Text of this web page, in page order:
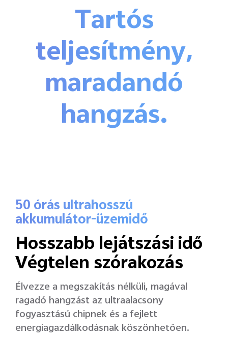
Tartós
teljesítmény,
maradandó
hangzás.
50 órás ultrahosszú
akkumulátor-üzemidő
Hosszabb lejátszási idő
Végtelen szórakozás
Élvezze a megszakítás nélküli, magával
ragadó hangzást az ultraalacsony
fogyasztású chipnek és a fejlett
energiagazdálkodásnak köszönhetően.